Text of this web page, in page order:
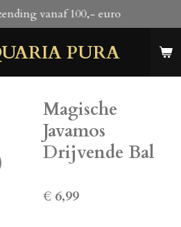
PURA
vanaf 100,- euro
Magische
Javamos
Drijvende Bal
€ 6,99